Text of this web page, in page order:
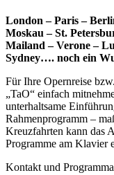
London – Paris –
Moskau – St.
Mailand – Verone –
Sydney…. noch ein
Für Ihre Opernreise
„TaO“ einfach
unterhaltsame
Rahmenprogramm –
Kreuzfahrten kann das
Programme am Klavier
Kontakt und